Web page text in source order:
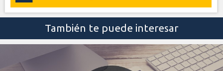
También te puede interesar